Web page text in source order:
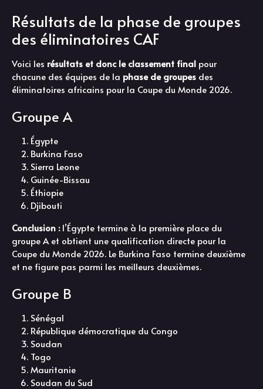
Résultats de la phase de groupes
des éliminatoires CAF
Voici les résultats et donc le classement final pour
chacune des équipes de la phase de groupes des
éliminatoires africains pour la Coupe du Monde 2026.
Groupe A
Égypte
Burkina Faso
Sierra Leone
Guinée-Bissau
Éthiopie
Djibouti
Conclusion :l’Égypte termine à la première place du
groupe A et obtient une qualification directe pour la
Coupe du Monde 2026. Le Burkina Faso termine deuxième
et ne figure pas parmi les meilleurs deuxièmes.
Groupe B
Sénégal
République démocratique du Congo
Soudan
Togo
Mauritanie
Soudan du Sud